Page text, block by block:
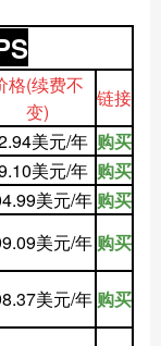
格(续费不
变)
链接
美元/年 购买
美元/年 购买
美元/年 购买
美元/年 购买
美元/年 购买